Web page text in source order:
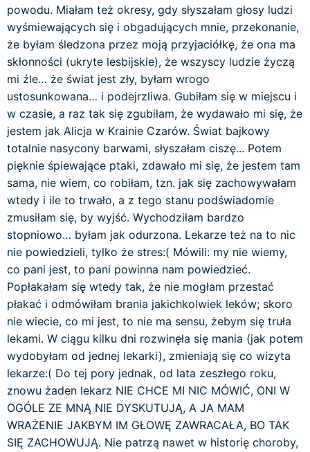
powodu. Miałam też okresy, gdy słyszałam głosy ludzi
wyśmiewających się i obgadujących mnie, przekonanie,
że byłam śledzona przez moją przyjaciółkę, że ona ma
skłonności (ukryte lesbijskie), że wszyscy ludzie życzą
mi źle… że świat jest zły, byłam wrogo
ustosunkowana… i podejrzliwa. Gubiłam się w miejscu i
w czasie, a raz tak się zgubiłam, że wydawało mi się, że
jestem jak Alicja w Krainie Czarów. Świat bajkowy
totalnie nasycony barwami, słyszałam ciszę... Potem
pięknie śpiewające ptaki, zdawało mi się, że jestem tam
sama, nie wiem, co robiłam, tzn. jak się zachowywałam
wtedy i ile to trwało, a z tego stanu podświadomie
zmusiłam się, by wyjść. Wychodziłam bardzo
stopniowo… byłam jak odurzona. Lekarze też na to nic
nie powiedzieli, tylko że stres:( Mówili: my nie wiemy,
co pani jest, to pani powinna nam powiedzieć.
Popłakałam się wtedy tak, że nie mogłam przestać
płakać i odmówiłam brania jakichkolwiek leków; skoro
nie wiecie, co mi jest, to nie ma sensu, żebym się truła
lekami. W ciągu kilku dni rozwinęła się mania (jak potem
wydobyłam od jednej lekarki), zmieniają się co wizyta
lekarze:( Do tej pory jednak, od lata zeszłego roku,
znowu żaden lekarz NIE CHCE MI NIC MÓWIĆ, ONI W
OGÓLE ZE MNĄ NIE DYSKUTUJĄ, A JA MAM
WRAŻENIE JAKBYM IM GŁOWĘ ZAWRACAŁA, BO TAK
SIĘ ZACHOWUJĄ. Nie patrzą nawet w historię choroby,